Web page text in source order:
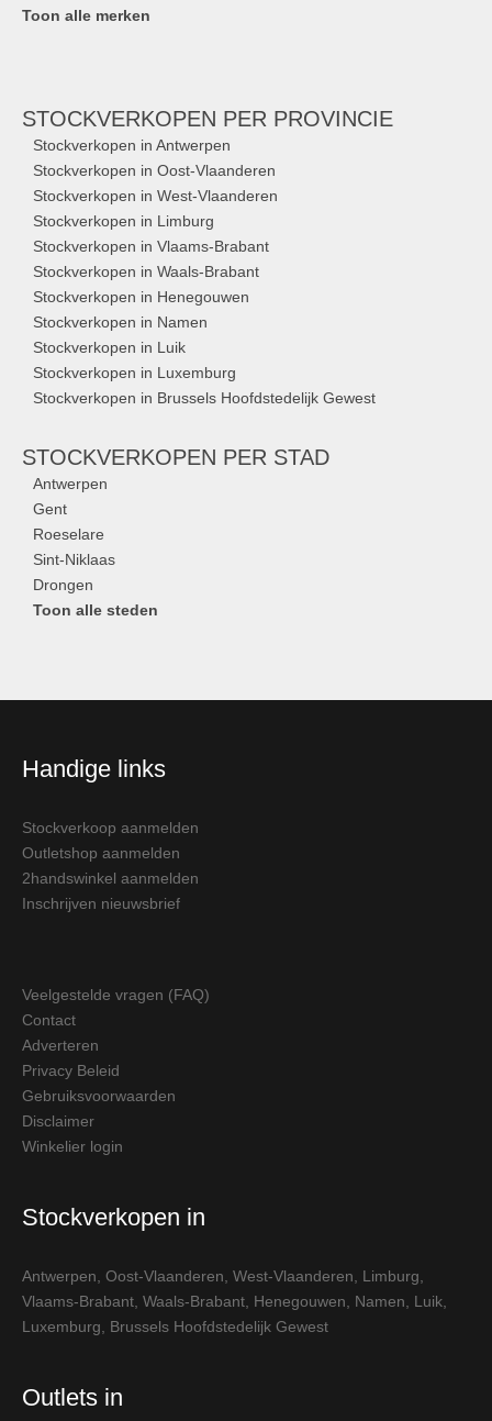
Toon alle merken
STOCKVERKOPEN PER PROVINCIE
Stockverkopen in Antwerpen
Stockverkopen in Oost-Vlaanderen
Stockverkopen in West-Vlaanderen
Stockverkopen in Limburg
Stockverkopen in Vlaams-Brabant
Stockverkopen in Waals-Brabant
Stockverkopen in Henegouwen
Stockverkopen in Namen
Stockverkopen in Luik
Stockverkopen in Luxemburg
Stockverkopen in Brussels Hoofdstedelijk Gewest
STOCKVERKOPEN PER STAD
Antwerpen
Gent
Roeselare
Sint-Niklaas
Drongen
Toon alle steden
Handige links
Stockverkoop aanmelden
Outletshop aanmelden
2handswinkel aanmelden
Inschrijven nieuwsbrief
Veelgestelde vragen (FAQ)
Contact
Adverteren
Privacy Beleid
Gebruiksvoorwaarden
Disclaimer
Winkelier login
Stockverkopen in
Antwerpen Oost-Vlaanderen West-Vlaanderen Limburg
Vlaams-Brabant Waals-Brabant Henegouwen Namen Luik
Luxemburg
Brussels Hoofdstedelijk Gewest
Outlets in